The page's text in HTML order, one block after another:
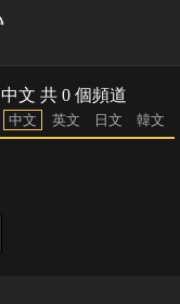
中文 共 0 個頻道
中文 英文 日文 韓文